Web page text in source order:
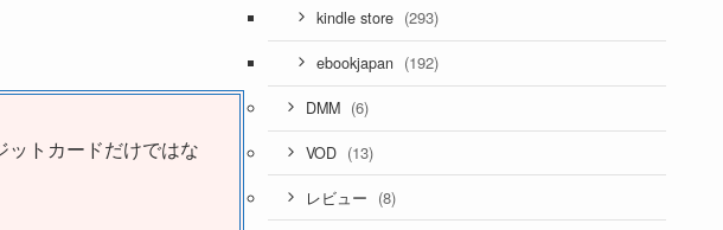
ットカードだけではな
kindle store (293)
ebookjapan (192)
DMM (6)
VOD (13)
レビュー (8)